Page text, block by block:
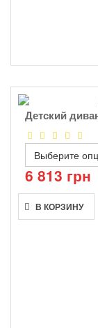
Детский
Выберите
6 813 грн
В КОРЗИНУ